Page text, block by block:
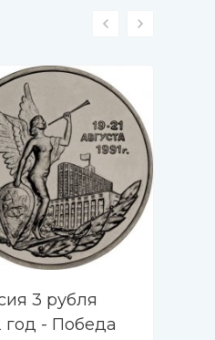
3 рубля
год - Победа